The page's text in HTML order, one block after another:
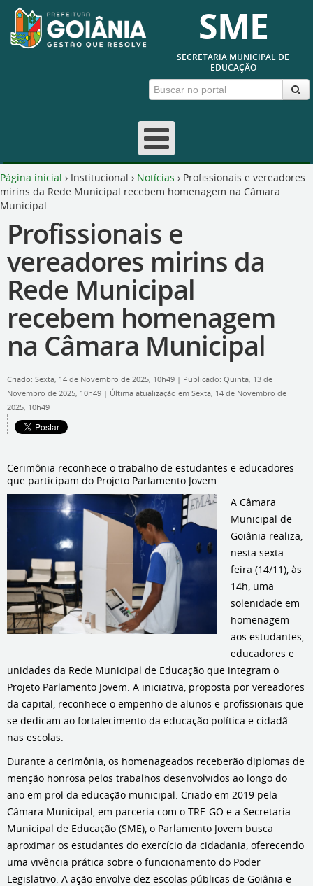
SME
SECRETARIA MUNICIPAL DE
EDUCAÇÃO
Página inicial › Institucional › Notícias › Profissionais e vereadores
mirins da Rede Municipal recebem homenagem na Câmara
Municipal
Profissionais e
vereadores mirins da
Rede Municipal
recebem homenagem
na Câmara Municipal
Criado: Sexta, 14 de Novembro de 2025, 10h49 | Publicado: Quinta, 13 de
Novembro de 2025, 10h49 | Última atualização em Sexta, 14 de Novembro de
2025, 10h49
Cerimônia reconhece o trabalho de estudantes e educadores
que participam do Projeto Parlamento Jovem
A Câmara
Municipal de
Goiânia realiza,
nesta sexta-
feira (14/11), às
14h, uma
solenidade em
homenagem
aos estudantes,
educadores e
unidades da Rede Municipal de Educação que integram o
Projeto Parlamento Jovem. A iniciativa, proposta por vereadores
da capital, reconhece o empenho de alunos e profissionais que
se dedicam ao fortalecimento da educação política e cidadã
nas escolas.
Durante a cerimônia, os homenageados receberão diplomas de
menção honrosa pelos trabalhos desenvolvidos ao longo do
ano em prol da educação municipal. Criado em 2019 pela
Câmara Municipal, em parceria com o TRE-GO e a Secretaria
Municipal de Educação (SME), o Parlamento Jovem busca
aproximar os estudantes do exercício da cidadania, oferecendo
uma vivência prática sobre o funcionamento do Poder
Legislativo. A ação envolve dez escolas públicas de Goiânia e